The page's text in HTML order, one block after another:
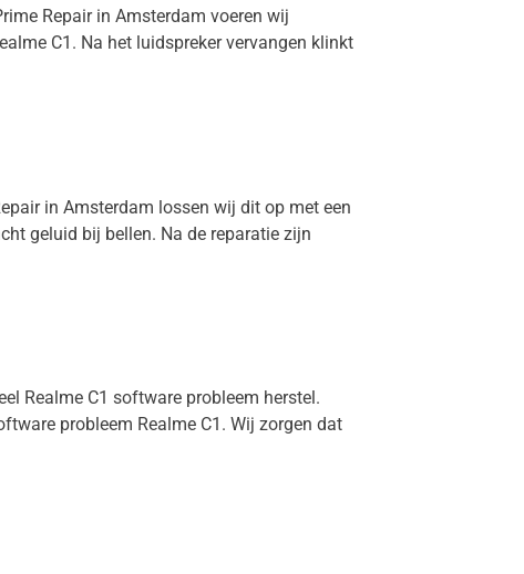
Repair in Amsterdam voeren wij
C1. Na het luidspreker vervangen klinkt
in Amsterdam lossen wij dit op met een
geluid bij bellen. Na de reparatie zijn
Realme C1 software probleem herstel.
probleem Realme C1. Wij zorgen dat